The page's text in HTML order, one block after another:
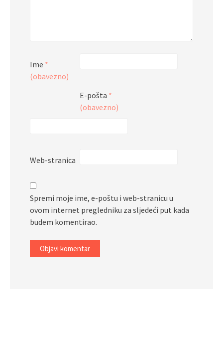
Ime *
(obavezno)
E-pošta *
(obavezno)
Web-stranica
Spremi moje ime, e-poštu i web-stranicu u
ovom internet pregledniku za sljedeći put kada
budem komentirao.